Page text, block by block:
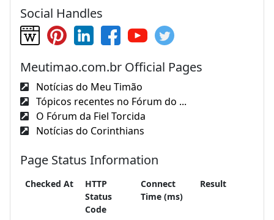
Social Handles
Meutimao.com.br Official Pages
Notícias do Meu Timão
Tópicos recentes no Fórum do ...
O Fórum da Fiel Torcida
Notícias do Corinthians
Page Status Information
Checked At
HTTP
Status
Code
Connect
Time (ms)
Result